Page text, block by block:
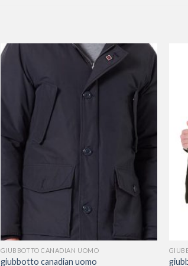
GIUBBOTTO CANADIAN UOMO
giubbotto canadian uomo